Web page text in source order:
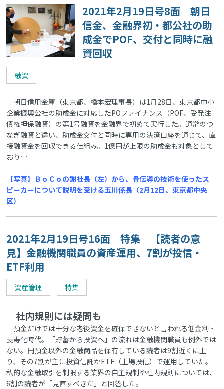
2021年2月19日号8面 朝日
信金、金融界初・都公社の助
成金でPOF、交付と同時に融
資回収
融資
朝日信用金庫（東京都、橋本宏理事長）は1月28日、東京都中小
企業振興公社の助成金に対応したPOファイナンス（POF、受発注
債権担保融資）の第1号融資を金融界で初めて実行した。通常のつ
なぎ融資と違い、助成金交付と同時に専用の決済口座を通じて、直
接融資金を回収できる仕組み。1億円が上限の助成金も対象として
おり…
【写真】ＢｏＣｏの謝社長（左）から、骨伝導の技術を使ったス
ピーカーについて説明を受ける玉川係長（2月12日、東京都中央
区）
2021年2月19日号16面 特集 【読者の意
見】金融機関職員の資産運用、7割が投信・
ETF利用
資産管理 特集
社内規則には疑問も
預金だけでは十分な老後資金を確保できないと言われる低金利・
長寿化時代。「貯蓄から投資へ」の流れは金融機関職員も例外では
ない。円預金以外の金融商品を保有している読者は9割近くに上
り、その7割が主に投資信託かETF（上場投信）で運用していた。
私的な金融取引を制限する業界の自主規制や社内規則については、
6割の読者が「見直すべきだ」と回答した。